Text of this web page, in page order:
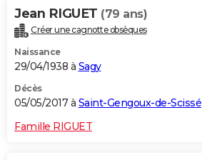
Jean RIGUET (79 ans)
Créer une cagnotte obsèques
Naissance
29/04/1938 à Sagy
Décès
05/05/2017 à Saint-Gengoux-de-Scissé
Famille RIGUET